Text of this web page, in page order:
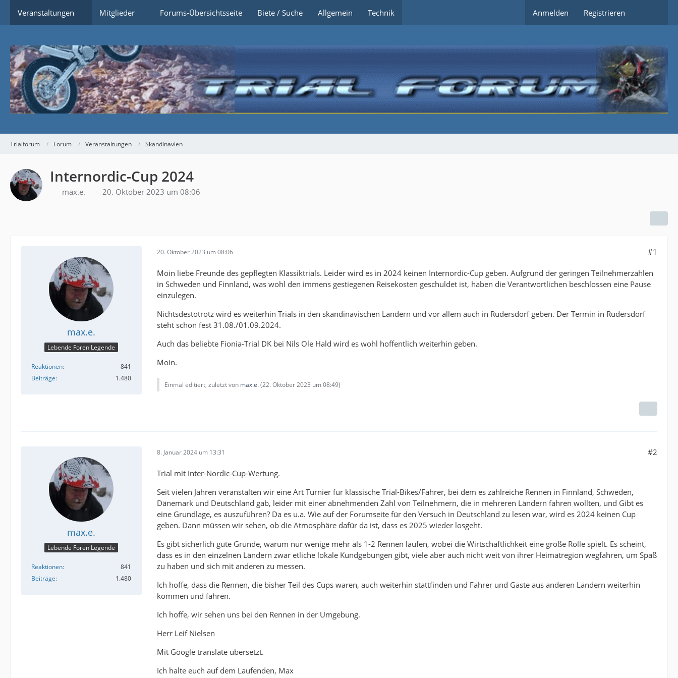
Veranstaltungen Mitglieder Forums-Übersichtsseite Biete / Suche Allgemein Technik Anmelden Registrieren
Trialforum Forum Veranstaltungen Skandinavien
Internordic-Cup 2024
max.e. 20. Oktober 2023 um 08:06
max.e.
Lebende Foren Legende
Reaktionen
841
Beiträge
1.480
20. Oktober 2023 um 08:06 #1
Moin liebe Freunde des gepflegten Klassiktrials. Leider wird es in 2024 keinen Internordic-Cup geben. Aufgrund der geringen Teilnehmerzahlen
in Schweden und Finnland, was wohl den immens gestiegenen Reisekosten geschuldet ist, haben die Verantwortlichen beschlossen eine Pause
einzulegen.
Nichtsdestotrotz wird es weiterhin Trials in den skandinavischen Ländern und vor allem auch in Rüdersdorf geben. Der Termin in Rüdersdorf
steht schon fest 31.08./01.09.2024.
Auch das beliebte Fionia-Trial DK bei Nils Ole Hald wird es wohl hoffentlich weiterhin geben.
Moin.
Einmal editiert, zuletzt von max.e.(22. Oktober 2023 um 08:49)
max.e.
Lebende Foren Legende
Reaktionen
841
Beiträge
1.480
8. Januar 2024 um 13:31 #2
Trial mit Inter-Nordic-Cup-Wertung.
Seit vielen Jahren veranstalten wir eine Art Turnier für klassische Trial-Bikes/Fahrer, bei dem es zahlreiche Rennen in Finnland, Schweden,
Dänemark und Deutschland gab, leider mit einer abnehmenden Zahl von Teilnehmern, die in mehreren Ländern fahren wollten, und Gibt es
eine Grundlage, es auszuführen? Da es u.a. Wie auf der Forumseite für den Versuch in Deutschland zu lesen war, wird es 2024 keinen Cup
geben. Dann müssen wir sehen, ob die Atmosphäre dafür da ist, dass es 2025 wieder losgeht.
Es gibt sicherlich gute Gründe, warum nur wenige mehr als 1-2 Rennen laufen, wobei die Wirtschaftlichkeit eine große Rolle spielt. Es scheint,
dass es in den einzelnen Ländern zwar etliche lokale Kundgebungen gibt, viele aber auch nicht weit von ihrer Heimatregion wegfahren, um Spaß
zu haben und sich mit anderen zu messen.
Ich hoffe, dass die Rennen, die bisher Teil des Cups waren, auch weiterhin stattfinden und Fahrer und Gäste aus anderen Ländern weiterhin
kommen und fahren.
Ich hoffe, wir sehen uns bei den Rennen in der Umgebung.
Herr Leif Nielsen
Mit Google translate übersetzt.
Ich halte euch auf dem Laufenden, Max